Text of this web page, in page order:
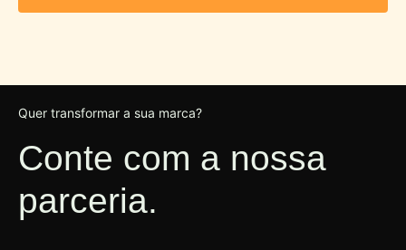
Quer transformar a sua marca?
Conte com a nossa
parceria.